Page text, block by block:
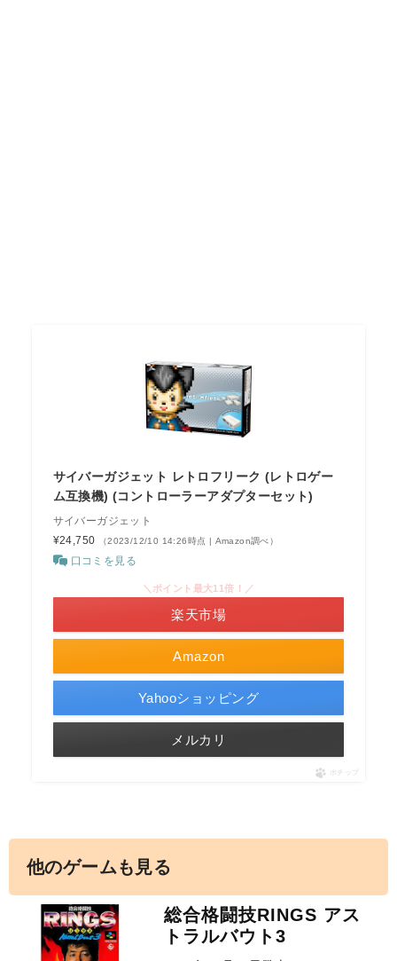
サイバーガジェット レトロフリーク (レトロゲー
ム互換機) (コントローラーアダプターセット)
サイバーガジェット
¥24,750
（2023/12/10 14:26時点 | Amazon調べ）
口コミを見る
Amazon
＼ポイント最大11倍！／
楽天市場
Yahooショッピング
メルカリ
ポチップ
他のゲームも見る
総合格闘技RINGS アス
トラルバウト3